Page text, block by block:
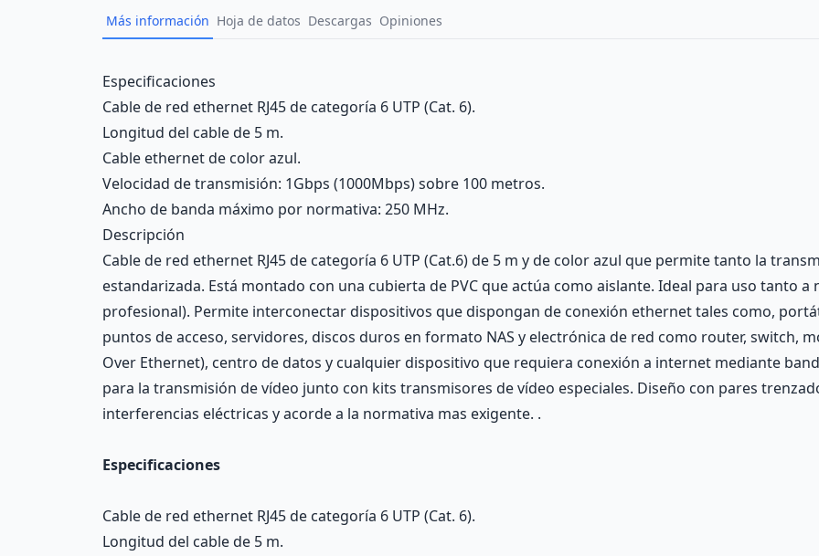
Más información Hoja de datos Descargas Opiniones
Description
Especificaciones
Cable de red ethernet RJ45 de categoría 6 UTP (Cat. 6).
Longitud del cable de 5 m.
Cable ethernet de color azul.
Velocidad de transmisión: 1Gbps (1000Mbps) sobre 100 metros.
Ancho de banda máximo por normativa: 250 MHz.
Descripción
Cable de red ethernet RJ45 de categoría 6 UTP (Cat.6) de 5 m y de color azul que permite tanto la
estandarizada. Está montado con una cubierta de PVC que actúa como aislante. Ideal para uso tanto
profesional). Permite interconectar dispositivos que dispongan de conexión ethernet tales como,
puntos de acceso, servidores, discos duros en formato NAS y electrónica de red como router, switch,
Over Ethernet), centro de datos y cualquier dispositivo que requiera conexión a internet mediante
para la transmisión de vídeo junto con kits transmisores de vídeo especiales. Diseño con pares
interferencias eléctricas y acorde a la normativa mas exigente. .
Especificaciones
Cable de red ethernet RJ45 de categoría 6 UTP (Cat. 6).
Longitud del cable de 5 m.